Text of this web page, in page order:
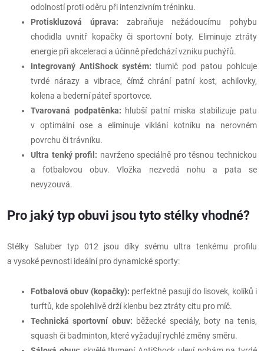
odolností proti oděru při intenzivním tréninku.
Protiskluzová úprava: zabraňuje nežádoucímu pohybu
chodidla uvnitř kopačky či sportovní boty. Eliminuje ztráty
energie při akceleraci a účinně předchází vzniku puchýřů.
Integrovaný AntiShock systém: tlumič pod patou pohlcuje
tvrdé nárazy a vibrace, čímž chrání patní kost, achilovky,
kolena a bederní páteř sportovce.
Tvarovaná podpatěnka: hlubší patní miska stabilizuje patu
v optimální ose a eliminuje viklání kotníku na nerovném
povrchu či trávníku.
Ultra tenký profil: navrženo speciálně pro těsnou technickou
a fotbalovou obuv. Vložka nezvedá nohu a pata se
nevyzouvá.
Pro jaký typ obuvi jsou tyto stélky vhodné?
Stélky Saluber typ 012 jsou díky svému ultra tenkému profilu
a vysoké pevnosti ideální pro dynamické sporty:
Fotbalová obuv (kopačky): perfektně pasují do lisovek, kolíků i
turftů, kde spolehlivě drží klenbu bez ztráty citu pro míč.
Technická sportovní obuv: běžecké speciály, boty na tenis,
squash či badminton, které vyžadují rychlé změny směru.